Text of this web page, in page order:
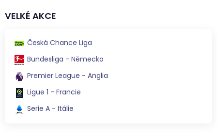
VELKÉ AKCE
Česká Chance Liga
Bundesliga - Německo
Premier League - Anglia
Ligue 1 - Francie
Serie A - Itálie